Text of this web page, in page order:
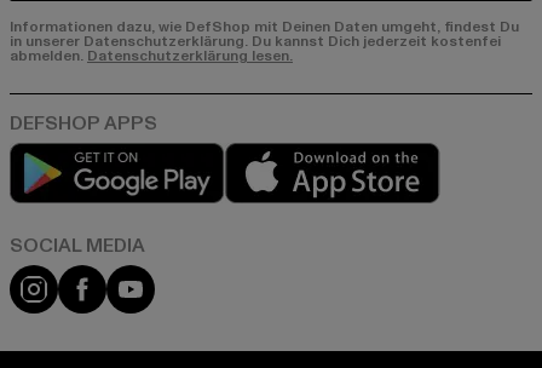
Informationen dazu, wie DefShop mit Deinen Daten umgeht, findest Du
in unserer Datenschutzerklärung. Du kannst Dich jederzeit kostenfei
abmelden. Datenschutzerklärung lesen.
Play market
Instagram
FacebookYouTube